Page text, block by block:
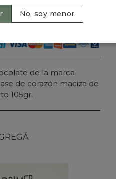
al carrito
de la marca
de corazón maciza de
105gr.